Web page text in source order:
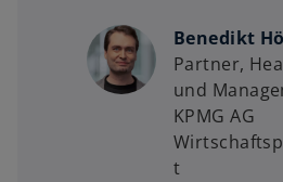
Benedikt
Partner,
und
KPMG AG
t